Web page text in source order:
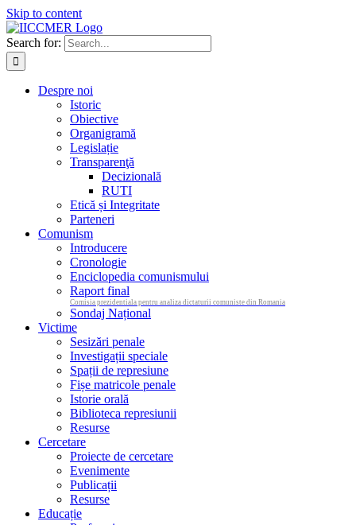
Skip to content
Search for:
Despre noi
Istoric
Obiective
Organigramă
Legislație
Transparenţă
Decizională
RUTI
Etică și Integritate
Parteneri
Comunism
Introducere
Cronologie
Enciclopedia comunismului
Raport final
Comisia prezidentiala pentru analiza dictaturii comuniste din Romania
Sondaj Național
Victime
Sesizări penale
Investigații speciale
Spații de represiune
Fișe matricole penale
Istorie orală
Biblioteca represiunii
Resurse
Cercetare
Proiecte de cercetare
Evenimente
Publicații
Resurse
Educație